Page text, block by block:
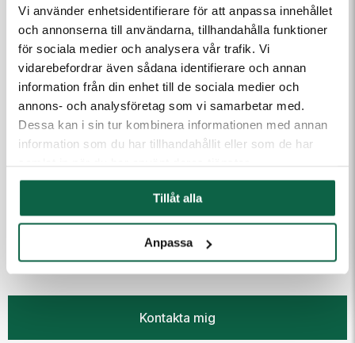
Vi använder enhetsidentifierare för att anpassa innehållet
och annonserna till användarna, tillhandahålla funktioner
för sociala medier och analysera vår trafik. Vi
vidarebefordrar även sådana identifierare och annan
information från din enhet till de sociala medier och
annons- och analysföretag som vi samarbetar med.
Dessa kan i sin tur kombinera informationen med annan
information som du har tillhandahållit eller som de har
Tillåt alla
Anpassa
Telefon
Meddelande till kundtjänst
(Fyll i email först) Dra och släpp eller klicka för att ladda
upp filer
Kontakta mig